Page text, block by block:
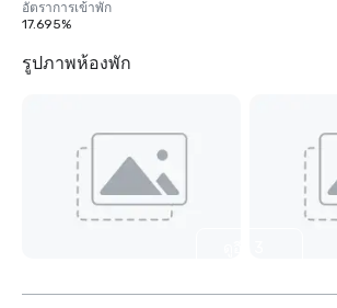
อัตราการเข้าพัก
17.695%
รูปภาพห้องพัก